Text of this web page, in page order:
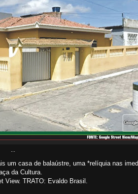
um casa de balaústre, uma *relíquia nas
da Cultura.
View. TRATO: Evaldo Brasil.